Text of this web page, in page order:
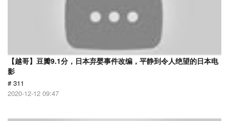
【越哥】豆瓣9.1分，日本弃婴事件改编，平静到令人绝望的日本电
影
# 311
2020-12-12 09:47